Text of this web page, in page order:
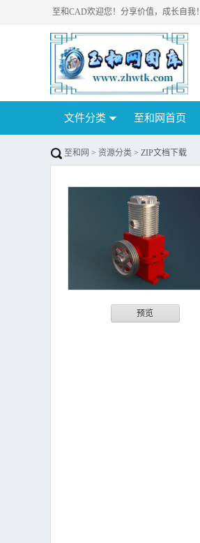
至和CAD欢迎您！分享价值，成长自我！
文件分类 至和网首页
至和网 > 资源分类 > ZIP文档下载
预览